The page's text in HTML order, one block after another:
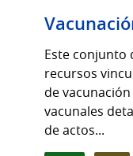
Este conjunto
recursos
de
vacunales
de actos...